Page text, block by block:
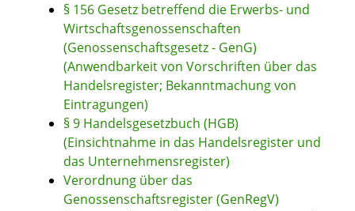
§ 156 Gesetz betreffend die Erwerbs- und
Wirtschaftsgenossenschaften
(Genossenschaftsgesetz - GenG)
(Anwendbarkeit von Vorschriften über das
Handelsregister; Bekanntmachung von
Eintragungen)
§ 9 Handelsgesetzbuch (HGB)
(Einsichtnahme in das Handelsregister und
das Unternehmensregister)
Verordnung über das
Genossenschaftsregister (GenRegV)